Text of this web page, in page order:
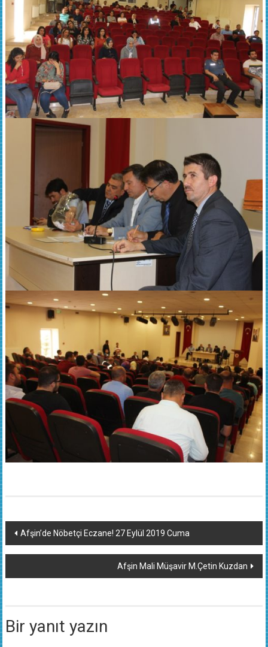
Yazı
dolaşımı
Afşin’de Nöbetçi Eczane! 27 Eylül 2019 Cuma
Afşin Mali Müşavir M.Çetin Kuzdan
Bir yanıt yazın